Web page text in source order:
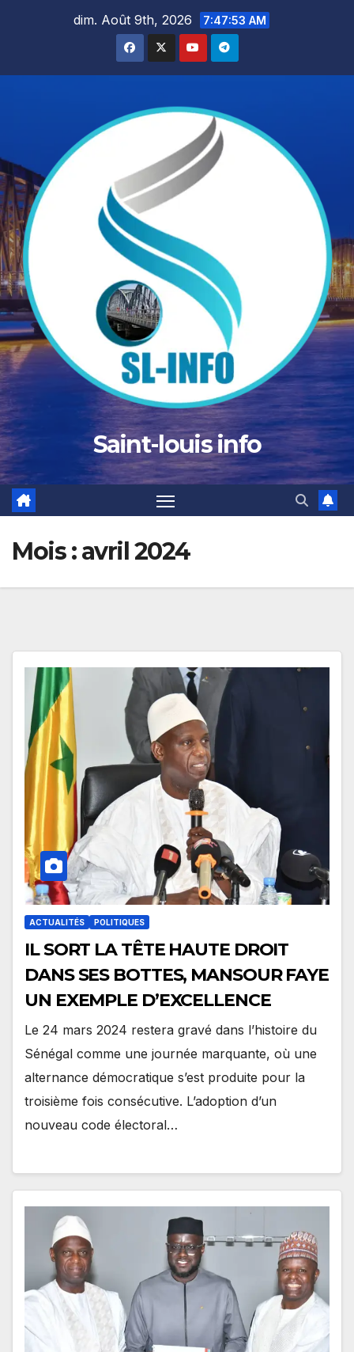
dim. Août 9th, 2026 7:47:55 AM
Saint-louis info
Mois :avril 2024
ACTUALITÉS POLITIQUES
IL SORT LA TÊTE HAUTE DROIT
DANS SES BOTTES, MANSOUR FAYE
UN EXEMPLE D’EXCELLENCE
Le 24 mars 2024 restera gravé dans l’histoire du
Sénégal comme une journée marquante, où une
alternance démocratique s’est produite pour la
troisième fois consécutive. L’adoption d’un
nouveau code électoral…